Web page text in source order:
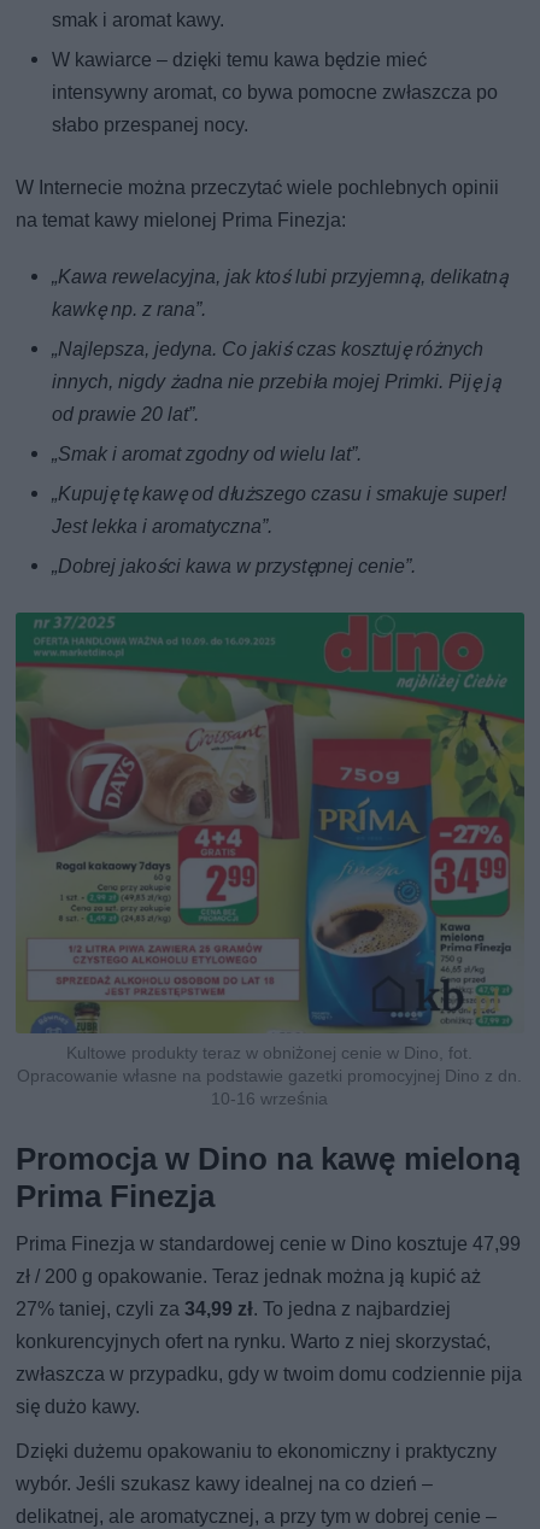
smak i aromat kawy.
W kawiarce – dzięki temu kawa będzie mieć
intensywny aromat, co bywa pomocne zwłaszcza po
słabo przespanej nocy.
W Internecie można przeczytać wiele pochlebnych opinii
na temat kawy mielonej Prima Finezja:
„Kawa rewelacyjna, jak ktoś lubi przyjemną, delikatną
kawkę np. z rana”.
„Najlepsza, jedyna. Co jakiś czas kosztuję różnych
innych, nigdy żadna nie przebiła mojej Primki. Piję ją
od prawie 20 lat”.
„Smak i aromat zgodny od wielu lat”.
„Kupuję tę kawę od dłuższego czasu i smakuje super!
Jest lekka i aromatyczna”.
„Dobrej jakości kawa w przystępnej cenie”.
Kultowe produkty teraz w obniżonej cenie w Dino, fot.
Opracowanie własne na podstawie gazetki promocyjnej Dino z dn.
10-16 września
Promocja w Dino na kawę mieloną
Prima Finezja
Prima Finezja w standardowej cenie w Dino kosztuje 47,99
zł / 200 g opakowanie. Teraz jednak można ją kupić aż
27% taniej, czyli za34,99 zł. To jedna z najbardziej
konkurencyjnych ofert na rynku. Warto z niej skorzystać,
zwłaszcza w przypadku, gdy w twoim domu codziennie pija
się dużo kawy.
Dzięki dużemu opakowaniu to ekonomiczny i praktyczny
wybór. Jeśli szukasz kawy idealnej na co dzień –
delikatnej, ale aromatycznej, a przy tym w dobrej cenie –